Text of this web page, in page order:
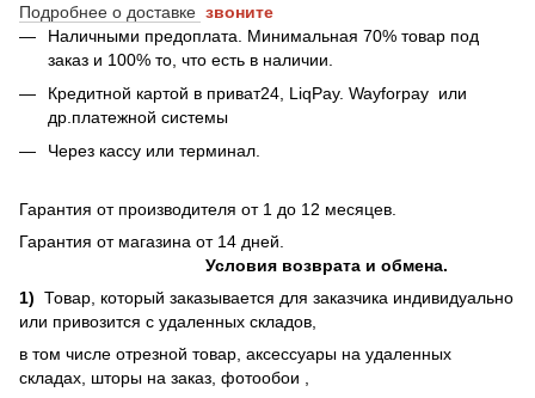
Подробнее о доставке звоните
Наличными предоплата. Минимальная 70% товар под
заказ и 100% то, что есть в наличии.
Кредитной картой в приват24, LiqPay. Wayforpay или
др.платежной системы
Через кассу или терминал.
Гарантия от производителя от 1 до 12 месяцев.
Гарантия от магазина от 14 дней.
Условия возврата и обмена.
1) Товар, который заказывается для заказчика индивидуально
или привозится с удаленных складов,
в том числе отрезной товар, аксессуары на удаленных
складах, шторы на заказ, фотообои ,